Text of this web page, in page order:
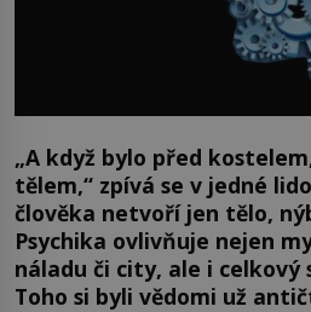
„A když bylo před
tělem,“ zpívá se v jedné
člověka netvoří jen tělo,
Psychika ovlivňuje nejen
náladu či city, ale i celkový
Toho si byli vědomi už